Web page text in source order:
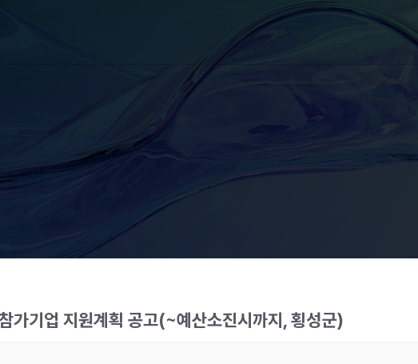
기업 지원계획 공고(~예산소진시까지, 횡성군)